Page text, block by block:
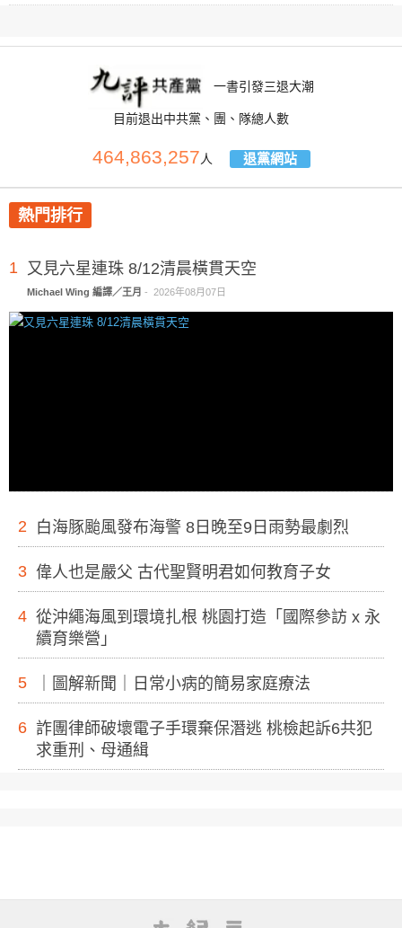
一書引發三退大潮
目前退出中共黨、團、隊總人數
464,863,257人 退黨網站
熱門排行
1 又見六星連珠 8/12清晨橫貫天空
Michael Wing 編譯／王月 - 2026年08月07日
2 白海豚颱風發布海警 8日晚至9日雨勢最劇烈
3 偉人也是嚴父 古代聖賢明君如何教育子女
4 從沖繩海風到環境扎根 桃園打造「國際參訪 x 永
續育樂營」
5 ｜圖解新聞｜日常小病的簡易家庭療法
6 詐團律師破壞電子手環棄保潛逃 桃檢起訴6共犯
求重刑、母通緝